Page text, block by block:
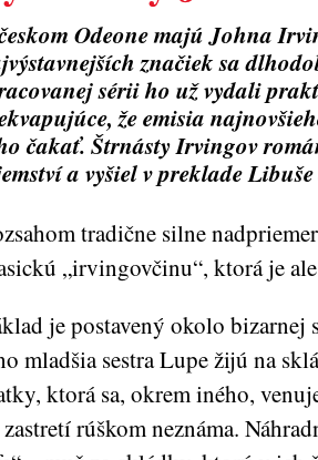
Odeone majú Johna
značiek sa
sérii ho už vydali
že emisia
čakať. Štrnásty Irvingov
a vyšiel v preklade
tradične silne
„irvingovčinu“, ktorá je
je postavený okolo bizarnej
mladšia sestra Lupe žijú na
ktorá sa, okrem iného,
zastretí rúškom neznáma.